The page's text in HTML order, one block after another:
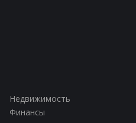
Недвижимость
Финансы